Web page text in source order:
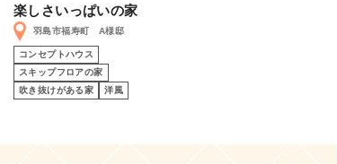
楽しさいっぱいの家
羽島市福寿町 A様邸
コンセプトハウス
スキップフロアの家
吹き抜けがある家
洋風